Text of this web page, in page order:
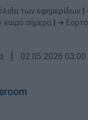
των εφημερίδων
καιρό σήμερα
➔
┋ 02.05.2026 03:00